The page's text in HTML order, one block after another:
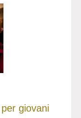
giovani